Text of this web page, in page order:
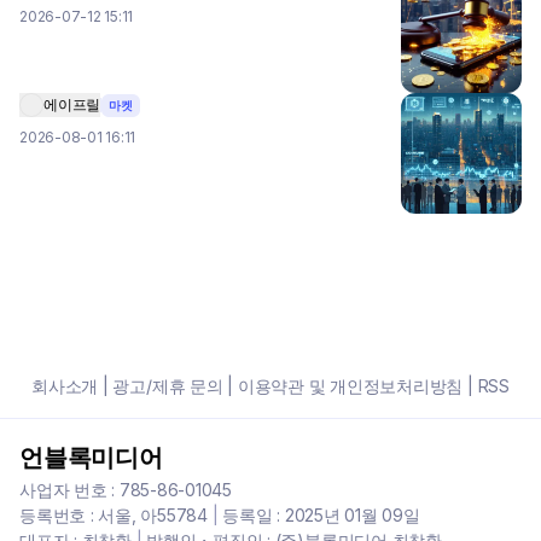
2026-07-12 15:11
에이프릴 마켓
2026-08-01 16:11
회사소개 광고/제휴 문의 이용약관 및 개인정보처리방침 RSS
언블록미디어
사업자 번호 : 785-86-01045
등록번호 : 서울, 아55784| 등록일 : 2025년 01월 09일